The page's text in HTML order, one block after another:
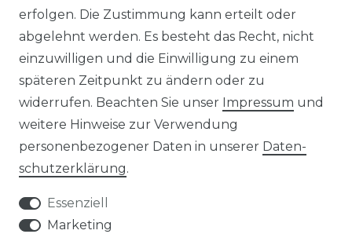
REFERENZEN
erfolgen. Die Zustimmung kann erteilt oder
abgelehnt werden. Es besteht das Recht, nicht
einzuwilligen und die Einwilligung zu einem
späteren Zeitpunkt zu ändern oder zu
widerrufen. Beachten Sie unser Impressum und
weitere Hinweise zur Verwendung
personenbezogener Daten in unserer Daten­
schutz­erklärung.
Essenziell
Marketing